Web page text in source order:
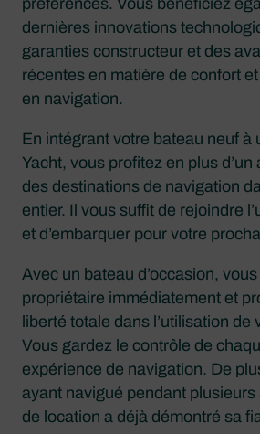
préférences. Vous bénéficiez
dernières innovations
garanties constructeur et des
récentes en matière de confort
en navigation.
En intégrant votre bateau neuf à
Yacht, vous profitez en plus
des destinations de navigation
entier. Il vous suffit de rejoindre
et d’embarquer pour votre
Avec un bateau d’occasion,
propriétaire immédiatement et
liberté totale dans l’utilisation de
Vous gardez le contrôle de
expérience de navigation. De
ayant navigué pendant plusieurs
de location a déjà démontré sa